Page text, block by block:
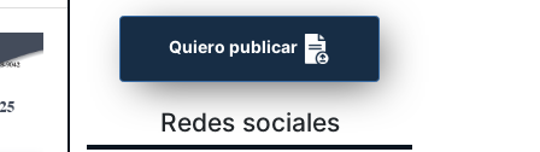
Quiero publicar
Redes sociales